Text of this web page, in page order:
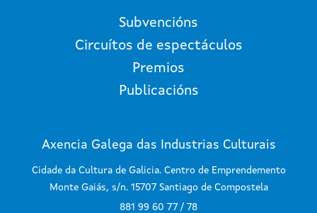
Subvencións
Circuítos de espectáculos
Premios
Publicacións
Axencia Galega das Industrias Culturais
Cidade da Cultura de Galicia. Centro de Emprendemento
Monte Gaiás, s/n. 15707 Santiago de Compostela
881 99 60 77 / 78